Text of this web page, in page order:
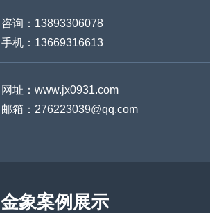
咨询：13893306078
手机：13669316613
网址：www.jx0931.com
邮箱：276223039@qq.com
金象案例展示